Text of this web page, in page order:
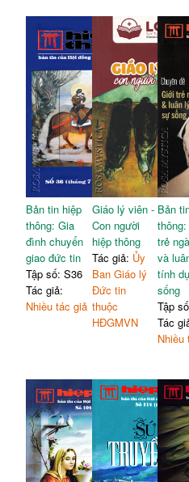
Bản tin hiệp
thông: Gia
đình chuyển
giao đức tin
Tập số: S36
Tác giả:
Nhiều tác giả
Giáo lý viên -
Con người
hiệp thông
Tác giả: Ủy
Ban Giáo lý
Đức tin
thuộc
HĐGMVN
Bản
trẻ
và
tính
sống
Tập
Tác
Nhiều